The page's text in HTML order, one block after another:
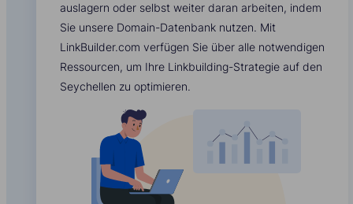
auslagern oder selbst weiter daran arbeiten, indem
Sie unsere Domain-Datenbank nutzen. Mit
LinkBuilder.com verfügen Sie über alle notwendigen
Ressourcen, um Ihre Linkbuilding-Strategie auf den
Seychellen zu optimieren.